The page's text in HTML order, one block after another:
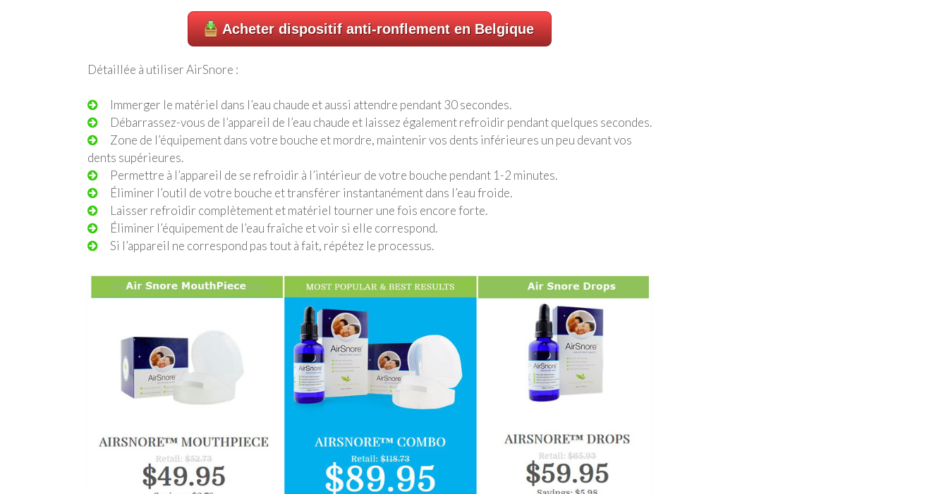
Acheter dispositif anti-ronflement en Belgique
Détaillée à utiliser AirSnore :
Immerger le matériel dans l’eau chaude et aussi attendre pendant 30 secondes.
Débarrassez-vous de l’appareil de l’eau chaude et laissez également refroidir pendant quelques secondes.
Zone de l’équipement dans votre bouche et mordre, maintenir vos dents inférieures un peu devant vos
dents supérieures.
Permettre à l’appareil de se refroidir à l’intérieur de votre bouche pendant 1-2 minutes.
Éliminer l’outil de votre bouche et transférer instantanément dans l’eau froide.
Laisser refroidir complètement et matériel tourner une fois encore forte.
Éliminer l’équipement de l’eau fraîche et voir si elle correspond.
Si l’appareil ne correspond pas tout à fait, répétez le processus.